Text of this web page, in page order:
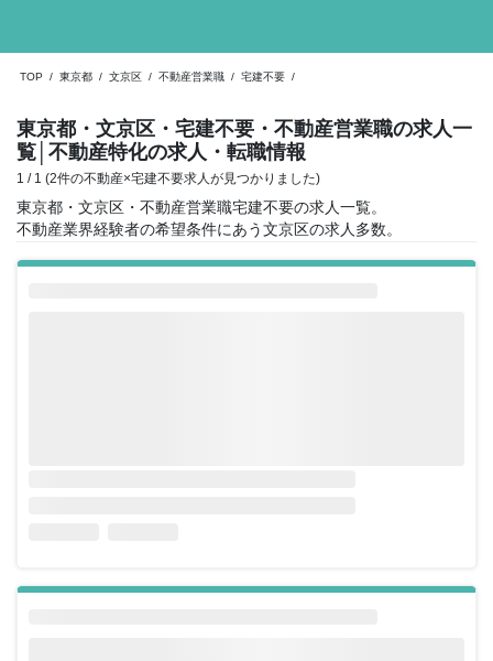
TOP / 東京都 / 文京区 / 不動産営業職 / 宅建不要 /
東京都・文京区・宅建不要・不動産営業職の求人一
覧 │不動産特化の求人・転職情報
1 / 1 (2件の不動産×宅建不要求人が見つかりました)
東京都・文京区・不動産営業職宅建不要の求人一覧。
不動産業界経験者の希望条件にあう文京区の求人多数。